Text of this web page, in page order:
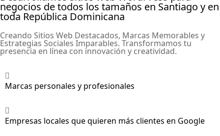
negocios de todos los tamaños en Santiago y en
toda República Dominicana
Creando Sitios Web Destacados, Marcas Memorables y
Estrategias Sociales Imparables. Transformamos tu
presencia en línea con innovación y creatividad.
Marcas personales y profesionales
Empresas locales que quieren más clientes en Google